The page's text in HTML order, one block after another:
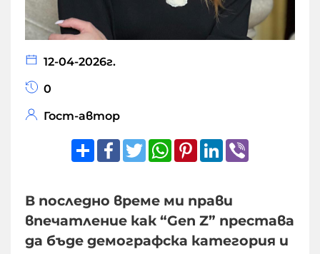
12-04-2026г.
0
Гост-автор
ShareFacebook
TwitterWhatsApp
Pinterest
LinkedIn
В последно време ми прави
впечатление как “Gen Z” престава
да бъде демографска категория и